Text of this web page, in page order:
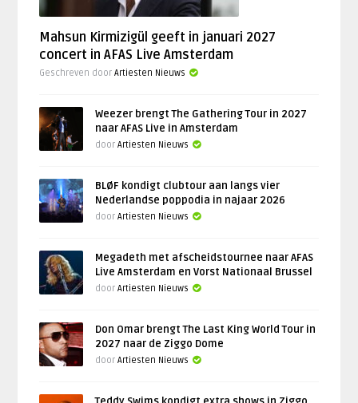
Mahsun Kirmizigül geeft in januari 2027
concert in AFAS Live Amsterdam
Geschreven doorArtiesten Nieuws
Weezer brengt The Gathering Tour in 2027
naar AFAS Live in Amsterdam
doorArtiesten Nieuws
BLØF kondigt clubtour aan langs vier
Nederlandse poppodia in najaar 2026
doorArtiesten Nieuws
Megadeth met afscheidstournee naar AFAS
Live Amsterdam en Vorst Nationaal Brussel
doorArtiesten Nieuws
Don Omar brengt The Last King World Tour in
2027 naar de Ziggo Dome
doorArtiesten Nieuws